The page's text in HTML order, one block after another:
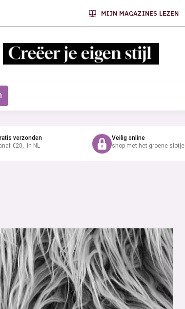
MIJN MAGAZINES LEZEN
verzonden
€20,- in NL
Veilig online
shop met het groene slotje